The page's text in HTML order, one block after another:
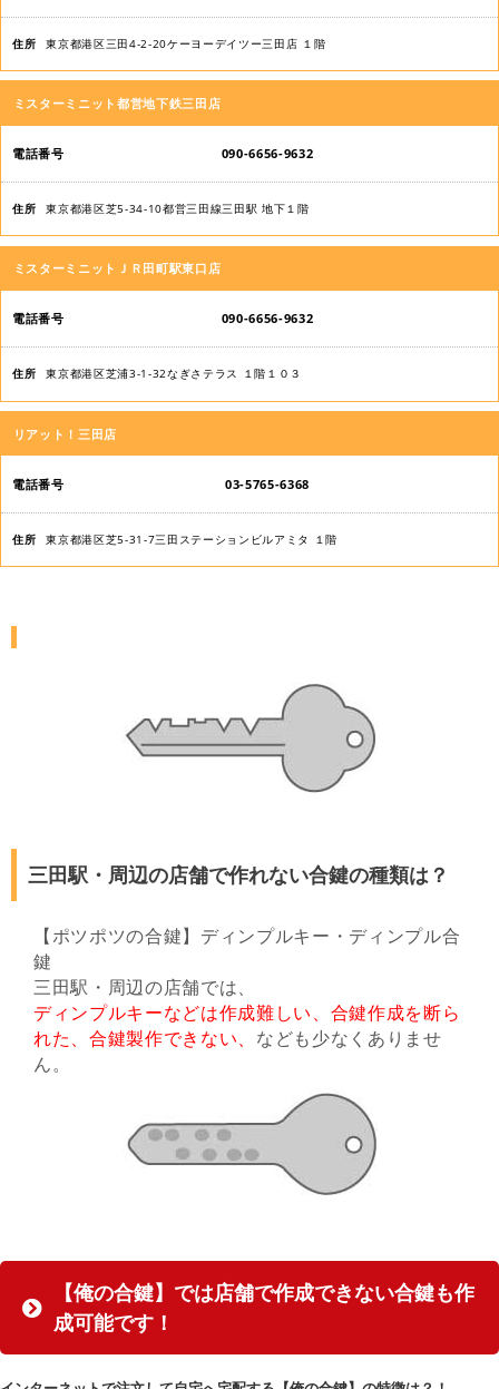
電
番
号
住
所
東京都港区三田4-2-20ケーヨーデイツー三田店 １階
ミスターミニット都営地下鉄三田店
090-6656-9632
東京都港区芝5-34-10都営三田線三田駅 地下１階
ミスターミニットＪＲ田町駅東口店
090-6656-9632
東京都港区芝浦3-1-32なぎさテラス １階１０３
リアット！三田店
03-5765-6368
東京都港区芝5-31-7三田ステーションビルアミタ １階
三田駅・周辺の店舗で作れない合鍵の種類は？
【ポツポツの合鍵】ディンプルキー・ディンプル合
鍵
三田駅・周辺の店舗では、
ディンプルキーなどは作成難しい、合鍵作成を断ら
れた、合鍵製作できない、 なども少なくありませ
ん。
【俺の合鍵】では店舗で作成できない合鍵も作
成可能です！